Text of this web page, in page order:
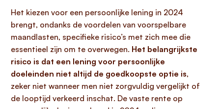
Het kiezen voor een persoonlijke lening in 2024
brengt, ondanks de voordelen van voorspelbare
maandlasten, specifieke risico’s met zich mee die
essentieel zijn om te overwegen. Het belangrijkste
risico is dat een lening voor persoonlijke
doeleinden niet altijd de goedkoopste optie is,
zeker niet wanneer men niet zorgvuldig vergelijkt of
de looptijd verkeerd inschat. De vaste rente op